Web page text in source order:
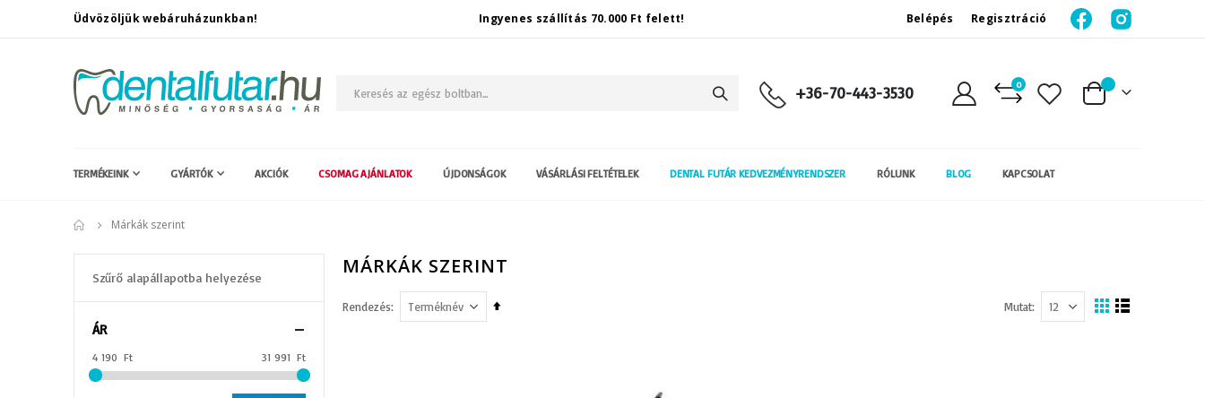
Üdvözöljük webáruházunkban! Ingyenes szállítás 70.000 Ft felett! Belépés Regisztráció
Keresés
+36-70-443-3530 0
Kosár
TERMÉKEINK GYÁRTÓK AKCIÓK CSOMAG AJÁNLATOK ÚJDONSÁGOK VÁSÁRLÁSI FELTÉTELEK DENTAL FUTÁR KEDVEZMÉNYRENDSZER RÓLUNK BLOG KAPCSOLAT
Márkák szerint
MÁRKÁK SZERINT
Rendezés
Csökkenő
Mutat
Megtekintés
Szűrő alapállapotba helyezése
ÁR
4 190 Ft 31 991 Ft